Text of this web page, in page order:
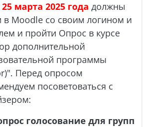
марта 2025 года должны
в Moodle со своим логином и
и пройти Опрос в курсе
дополнительной
программы
Перед опросом
посоветоваться с
голосование для групп